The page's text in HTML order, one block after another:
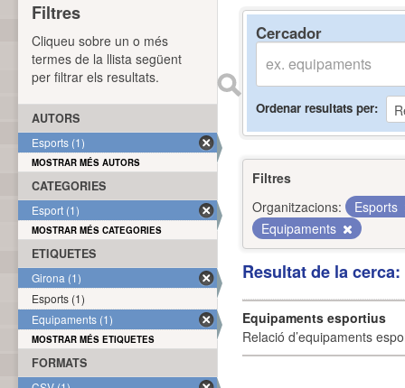
Cercador
Ordenar resultats per
Filtres
Organitzacions:
Esports
Equipaments
Resultat de la
Equipaments esportius
Relació d’equipaments
Filtres
Cliqueu sobre un o més
termes de la llista següent
per filtrar els resultats.
AUTORS
Esports (1)
MOSTRAR MÉS AUTORS
CATEGORIES
Esport (1)
MOSTRAR MÉS CATEGORIES
ETIQUETES
Girona (1)
Esports (1)
Equipaments (1)
MOSTRAR MÉS ETIQUETES
FORMATS